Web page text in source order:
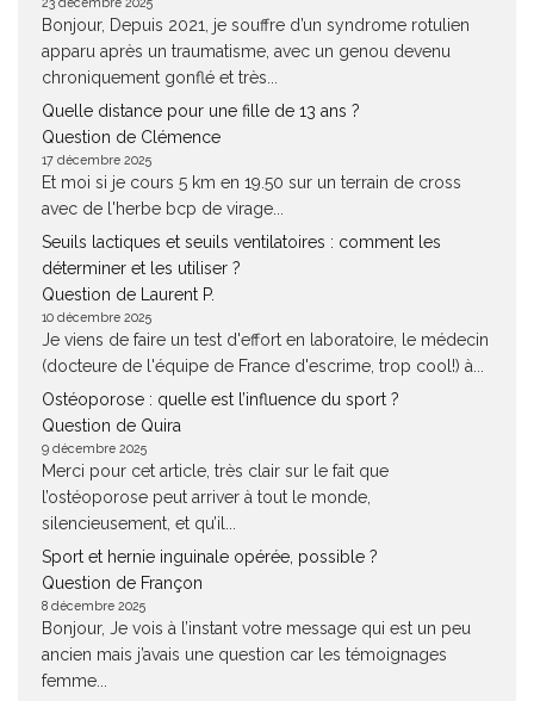
Bonjour, Depuis 2021, je souffre d’un syndrome rotulien
apparu après un traumatisme, avec un genou devenu
chroniquement gonflé et très...
Quelle distance pour une fille de 13 ans ?
Question de Clémence
17 décembre 2025
Et moi si je cours 5 km en 19.50 sur un terrain de cross
avec de l'herbe bcp de virage...
Seuils lactiques et seuils ventilatoires : comment les
déterminer et les utiliser ?
Question de Laurent P.
10 décembre 2025
Je viens de faire un test d'effort en laboratoire, le médecin
(docteure de l'équipe de France d'escrime, trop cool!) à...
Ostéoporose : quelle est l’influence du sport ?
Question de Quira
9 décembre 2025
Merci pour cet article, très clair sur le fait que
l’ostéoporose peut arriver à tout le monde,
silencieusement, et qu’il...
Sport et hernie inguinale opérée, possible ?
Question de Françon
8 décembre 2025
Bonjour, Je vois à l’instant votre message qui est un peu
ancien mais j’avais une question car les témoignages
femme...